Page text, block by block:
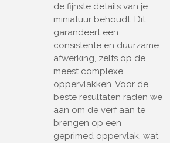
de fijnste details van je
miniatuur behoudt. Dit
garandeert een
consistente en duurzame
afwerking, zelfs op de
meest complexe
oppervlakken. Voor de
beste resultaten raden we
aan om de verf aan te
brengen op een
geprimed oppervlak, wat